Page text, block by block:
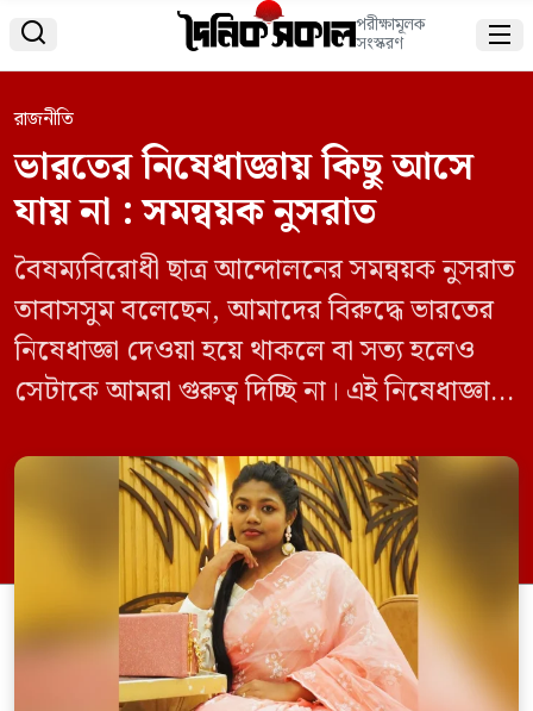
 পরীক্ষামূলক
সংস্করণ 
রাজনীতি
ভারতের নিষেধাজ্ঞায় কিছু আসে
যায় না : সমন্বয়ক নুসরাত
বৈষম্যবিরোধী ছাত্র আন্দোলনের সমন্বয়ক নুসরাত
তাবাসসুম বলেছেন, আমাদের বিরুদ্ধে ভারতের
নিষেধাজ্ঞা দেওয়া হয়ে থাকলে বা সত্য হলেও
সেটাকে আমরা গুরুত্ব দিচ্ছি না। এই নিষেধাজ্ঞায়
সেপ্টেম্বর) ‘ছয় ছাত্রনেতার ওপর ভারতের ভিসা
নিষেধাজ্ঞা’ শীর্ষক একটি সংবাদ প্রকাশ করে দ্য
মিরর এশিয়া, যাতে নুসরাত তাবাসসুমের নাম
রয়েছে। সংবাদে উল্লেখিত নিষেধাজ্ঞার বিষয়ে
[…]